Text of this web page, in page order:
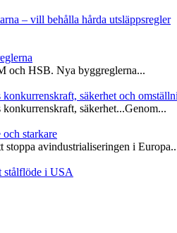
– vill behålla hårda utsläppsregler
och HSB. Nya byggreglerna...
säkerhet och
säkerhet...Genom...
starkare
avindustrialiseringen i
stålflöde i USA